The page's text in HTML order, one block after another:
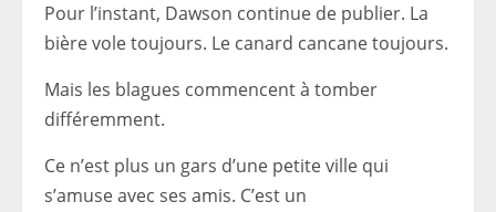
Pour l’instant, Dawson continue de publier. La
bière vole toujours. Le canard cancane toujours.
Mais les blagues commencent à tomber
différemment.
Ce n’est plus un gars d’une petite ville qui
s’amuse avec ses amis. C’est un